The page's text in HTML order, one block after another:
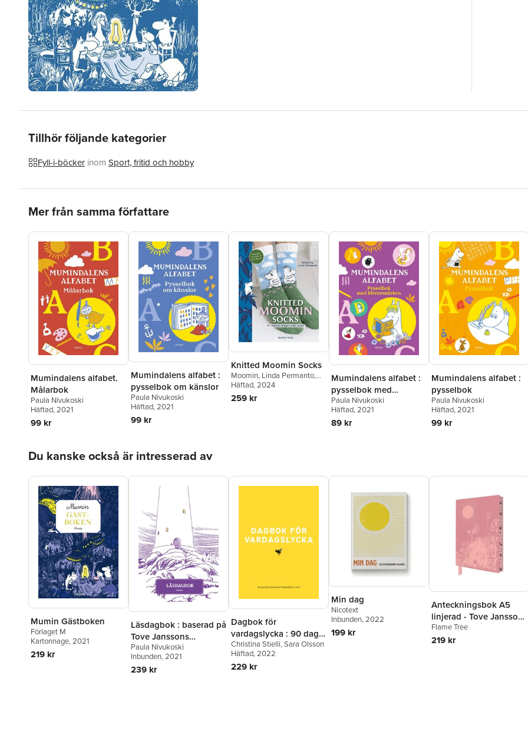
Tillhör följande kategorier
Fyll-i-böcker inom Sport, fritid och hobby
Mer från samma författare
Mumindalens alfabet.
Målarbok
Paula Nivukoski
Häftad, 2021
99 kr
Mumindalens alfabet :
pysselbok om känslor
Paula Nivukoski
Häftad, 2021
99 kr
Knitted Moomin Socks
Moomin, Linda Permanto,
Paula Nivukoski
Häftad, 2024
259 kr
Mumindalens alfabet :
pysselbok med
klistermärken
Paula Nivukoski
Häftad, 2021
89 kr
Mumindalens alfabet :
pysselbok
Paula Nivukoski
Häftad, 2021
99 kr
Du kanske också är intresserad av
Mumin Gästboken
Förlaget M
Kartonnage, 2021
219 kr
Läsdagbok : baserad på
Tove Janssons
muminberättelser
Paula Nivukoski
Inbunden, 2021
239 kr
Dagbok för
vardagslycka : 90 dagar
som kan förändra livet
Christina Stielli,Sara Olsson
Häftad, 2022
229 kr
Min dag
Nicotext
Inbunden, 2022
199 kr
Anteckningsbok A5
linjerad - Tove Jansson
: Moomin Love
Flame Tree
219 kr